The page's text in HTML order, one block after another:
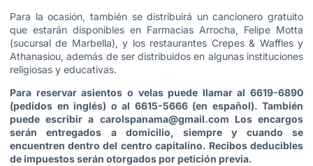
Para la ocasión, también se distribuirá un cancionero gratuito
que estarán disponibles en Farmacias Arrocha, Felipe Motta
(sucursal de Marbella), y los restaurantes Crepes & Waffles y
Athanasiou, además de ser distribuidos en algunas instituciones
religiosas y educativas.
Para reservar asientos o velas puede llamar al 6619-6890
(pedidos en inglés) o al 6615-5666 (en español). También
puede escribir a carolspanama@gmail.com Los encargos
serán entregados a domicilio, siempre y cuando se
encuentren dentro del centro capitalino. Recibos deducibles
de impuestos serán otorgados por petición previa.